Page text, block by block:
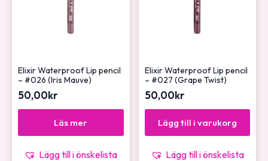
Elixir Waterproof Lip pencil
– #026 (Iris Mauve)
50,00kr
Läs mer
Lägg till i önskelista
Elixir Waterproof Lip pencil
– #027 (Grape Twist)
50,00kr
Lägg till i varukorg
Lägg till i önskelista